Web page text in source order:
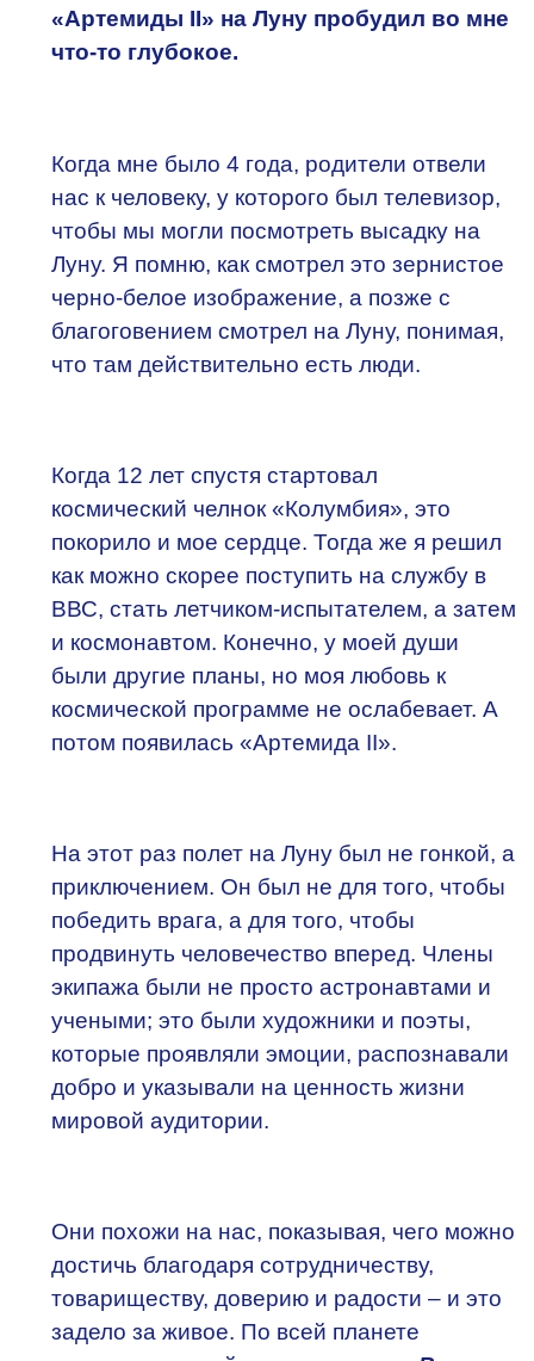
«Артемиды II» на Луну пробудил во мне
что-то глубокое.
Когда мне было 4 года, родители отвели
нас к человеку, у которого был телевизор,
чтобы мы могли посмотреть высадку на
Луну. Я помню, как смотрел это зернистое
черно-белое изображение, а позже с
благоговением смотрел на Луну, понимая,
что там действительно есть люди.
Когда 12 лет спустя стартовал
космический челнок «Колумбия», это
покорило и мое сердце. Тогда же я решил
как можно скорее поступить на службу в
ВВС, стать летчиком-испытателем, а затем
и космонавтом. Конечно, у моей души
были другие планы, но моя любовь к
космической программе не ослабевает. А
потом появилась «Артемида II».
На этот раз полет на Луну был не гонкой, а
приключением. Он был не для того, чтобы
победить врага, а для того, чтобы
продвинуть человечество вперед. Члены
экипажа были не просто астронавтами и
учеными; это были художники и поэты,
которые проявляли эмоции, распознавали
добро и указывали на ценность жизни
мировой аудитории.
Они похожи на нас, показывая, чего можно
достичь благодаря сотрудничеству,
товариществу, доверию и радости – и это
задело за живое. По всей планете